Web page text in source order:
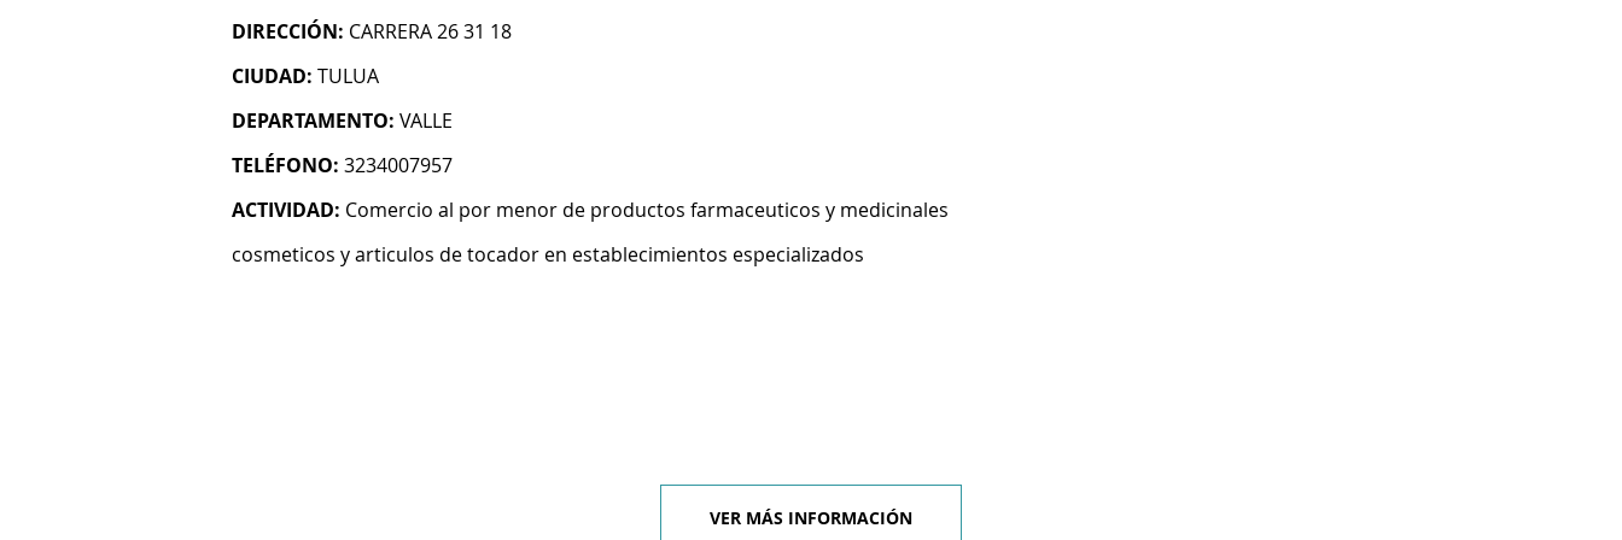
DIRECCIÓN: CARRERA 26 31 18
CIUDAD: TULUA
DEPARTAMENTO: VALLE
TELÉFONO: 3234007957
ACTIVIDAD: Comercio al por menor de productos farmaceuticos y medicinales
cosmeticos y articulos de tocador en establecimientos especializados
VER MÁS INFORMACIÓN